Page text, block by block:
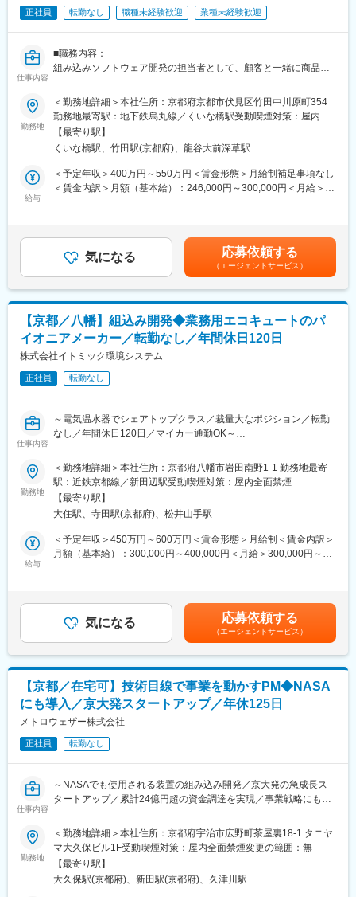
設計を含むソフトウェアアークテクチャー設計
・イメージセンサー・画像処理・AIを含むセンシング処理の性能
協調設計
・電子カメラ用ファームウェア・制御ソフトウェア設計・実装
※得意領域と練度に応じて業務をご担当頂きます
十人規模程度までの開発プロジェクトを推進する開発テーマリー
ダー
■魅力・やりがい：
生成AIを最大限内部活用しながらも個々人のアイデアを技術に変
換しチームで束ねることで高付加価値なソフトウェアとして具現
残業は月平均20時間時間程度ですが、直接的な開発テーマ外の時
間を創出し自分たちの技術領域の拡大や深化へ時間を使用するこ
とを重視します。
業務場所は基本的には自社拠点ですが、期間限定でお客様の拠点
へ駐在する場合もあります。
プライベートと仕事のメリハリをつけるために、フレックスタイ
ムや在宅勤務を上長が了解の基で活用頂けます。
変更の範囲：会社の定める業務
正社員 転勤なし 職種未経験歓迎 業種未経験歓迎
仕事内容
■職務内容：
組み込みソフトウェア開発の担当者として、顧客と一緒に商品仕
定、開発、設計、評価、量試などをお任せします。
■同社の製品フロー：
顧客から依頼された商品イメージを２～3年かけて、顧客と一緒に
企画、そして弊社で機器開発/設計を行い、顧客評価承認後、弊社
の責任のもと協力会社で量産化までを担当します。
中には関東などの出身者もおり、働きやすさと技術力・実績など
に魅力を感じ全国の機電メーカーなどからエンジニアが入社して
当社は2019年に社員の心身の健康に寄り添う経営を行う企業に与
えられる「健康経営優良企業」に認定されました。実際の会社全
体の月平均残業は3.1時間、フレックスタイム制や時間単位の有
給、技術者にも在宅勤務を採用しています。来年にはくるみんを
取得予定です。今後はBCP対応を進め、労働環境をより良くして
いきます。具体的には福利厚生や待遇の改善を行ったり、確定拠
出型年金の金額も上げたいと考えています。また、女性技術者も
全体で7名在籍しており、育休産休をしっかりとって復帰していま
す。
開発メーカーとして常に安定した技術力が発揮できるよう、社員
への学習の機会は積極的に提供していただけます。毎月座学での
勉強会を開催しており、オフィス内には業界情報に関する定期刊
行は常時複数部置いてあります。デスクも社員同士がオープンに
業務を進められます。
勤務地
＜勤務地詳細＞本社住所：京都府京都市伏見区竹田中川原町354
勤務地最寄駅：地下鉄烏丸線／くいな橋駅受動喫煙対策：屋内全
面禁煙
【最寄り駅】
くいな橋駅、竹田駅(京都府)、龍谷大前深草駅
給与
＜予定年収＞400万円～550万円＜賃金形態＞月給制補足事項なし
＜賃金内訳＞月額（基本給）：246,000円～300,000円＜月給＞
す。賃金はあくまでも目安の金額であり、選考を通じて上下する
可能性があります。月給(月額)は固定手当を含めた表記です。
気になる 応募依頼する
（エージェントサービス）
【京都／八幡】組込み開発◆業務用エコキュートのパ
イオニアメーカー／転勤なし／年間休日120日
株式会社イトミック環境システム
正社員 転勤なし
仕事内容
～電気温水器でシェアトップクラス／裁量大なポジション／転勤
なし／年間休日120日／マイカー通勤OK～
■業務内容：
業務用エコキュ－トの製品開発をお任せしたいと考えています。
＜詳細＞
・ヒートポンプ回路設計
・環境試験室での試験
・電子機器類の回路設計
・機器制御 など
ガスを使わずに、電気で水を温めお湯にする機械がエコキュート
を開発しています。
エコキュートはガスの4倍の生産性があり、二酸化炭素を圧縮して
■評価制度について
・給与は職務給と技能級の2軸で評価され、能力や経験に応じ安定
的に推移します。
・行動評価を導入しており、“何ができたか”だけでなく“何に取り
組んだか”を見て総合的に評価します。
・想いをもって仕事に取り組んだ方がしっかりと評価されます。
■当社について：
◇電気温水器のシェアトップクラスを誇る、世界に先駆け業務用
エコキュートを開発したパイオニアメーカーです。
器をはじめとし、電気温水器や業務用エコキュートなどを開発、
製造しています。
◇独自の技術や特許を持っており、優秀な技術者や設備を整える
事によって公賓質な製品を作り出す事が実現できています。
勤務地
＜勤務地詳細＞本社住所：京都府八幡市岩田南野1-1 勤務地最寄
駅：近鉄京都線／新田辺駅受動喫煙対策：屋内全面禁煙
【最寄り駅】
大住駅、寺田駅(京都府)、松井山手駅
給与
＜予定年収＞450万円～600万円＜賃金形態＞月給制＜賃金内訳＞
月額（基本給）：300,000円～400,000円＜月給＞300,000円～
下する可能性があります。月給(月額)は固定手当を含めた表記で
す。
気になる 応募依頼する
（エージェントサービス）
【京都／在宅可】技術目線で事業を動かすPM◆NASA
にも導入／京大発スタートアップ／年休125日
メトロウェザー株式会社
正社員 転勤なし
仕事内容
～NASAでも使用される装置の組み込み開発／京大発の急成長ス
タートアップ／累計24億円超の資金調達を実現／事業戦略にも参
最大15km先の風データを高精度に取得できる独自技術を保有する
同社では、
数年後の上場に向け、海運・航空・観光・災害予測など多様な分
野への販路拡大を検討しています。
勤務地
＜勤務地詳細＞本社住所：京都府宇治市広野町茶屋裏18-1 タニヤ
マ大久保ビル1F受動喫煙対策：屋内全面禁煙変更の範囲：無
【最寄り駅】
大久保駅(京都府)、新田駅(京都府)、久津川駅